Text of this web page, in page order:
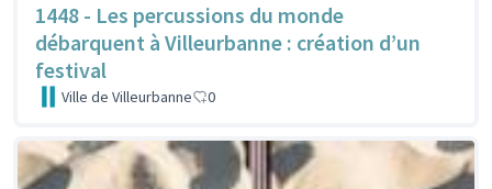
1448 - Les percussions du monde
débarquent à Villeurbanne : création d’un
festival
Ville de Villeurbanne 0